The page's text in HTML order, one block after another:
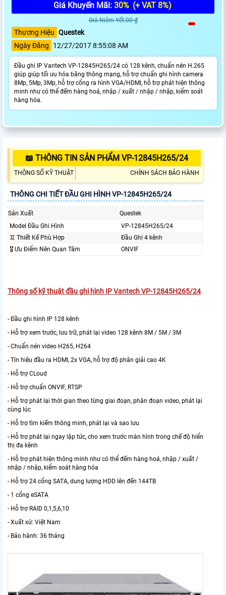
Giá Khuyến Mãi: 30% (+ VAT 8%)
Giá Niêm Yết:00 ₫
Thương Hiệu Questek
Ngày Đăng
12/27/2017 8:55:08 AM
Đầu ghi IP Vantech VP-12845H265/24 có 128 kênh, chuẩn nén H.265
giúp giúp tối ưu hóa băng thông mạng, hỗ trợ chuẩn ghi hình camera
8Mp, 5Mp, 3Mp, hỗ trợ cổng ra hình VGA/HDMI, hỗ trợ phát hiện thông
minh như có thể đếm hàng hoá, nhập / xuất / nhập / nhập, kiểm soát
hàng hóa.
📖 THÔNG TIN SẢN PHẨM VP-12845H265/24
THÔNG SỐ KỸ THUẬT CHÍNH SÁCH BẢO HÀNH
THÔNG CHI TIẾT ĐẦU GHI HÌNH VP-12845H265/24
Sản Xuất
Questek
Model Đầu Ghi Hình
VP-12845H265/24
♊ Thiết Kế Phù Hợp
Đầu Ghi 4 kênh
🎖️ Ưu Điểm Nên Quan Tâm
ONVIF
Thông số kỹ thuật đầu ghi hình IP Vantech VP-12845H265/24
- Đầu ghi hình IP 128 kênh
- Hỗ trợ xem trước, lưu trữ, phát lại video 128 kênh 8M / 5M / 3M
- Chuẩn nén video H265, H264
- Tín hiệu đầu ra HDMI, 2x VGA, hỗ trợ độ phân giải cao 4K
- Hỗ trợ CLoud
- Hỗ trợ chuẩn ONVIF, RTSP
- Hỗ trợ phát lại thời gian theo từng giai đoạn, phân đoạn video, phát lại
cùng lúc
- Hỗ trợ tìm kiếm thông minh, phát lại và sao lưu
- Hỗ trợ phát lại ngay lập tức, cho xem trước màn hình trong chế độ hiển
thị đa kênh
- Hỗ trợ phát hiện thông minh như có thể đếm hàng hoá, nhập / xuất /
nhập / nhập, kiểm soát hàng hóa
- Hỗ trợ 24 cổng SATA, dung lượng HDD lên đến 144TB
- 1 cổng eSATA
- Hỗ trợ RAID 0,1,5,6,10
- Xuất xứ: Việt Nam
- Bảo hành: 36 tháng